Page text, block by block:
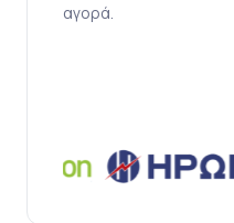
αγορά.